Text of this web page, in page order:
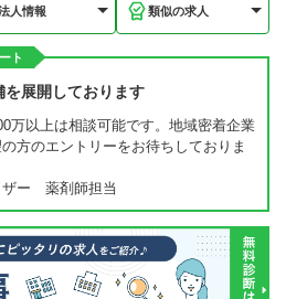
人情報 類似の求人
ト
展開しております
万以上は相談可能です。地域密着企業
方のエントリーをお待ちしておりま
ザー 薬剤師担当